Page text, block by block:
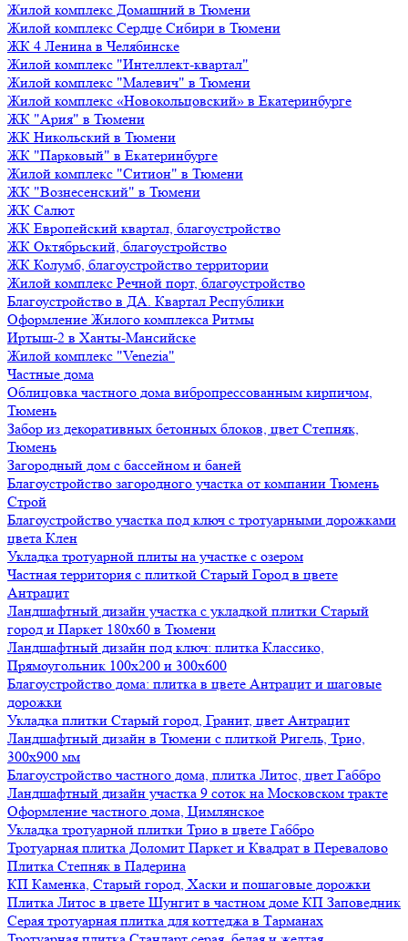
Жилой комплекс Домашний в Тюмени
Жилой комплекс Сердце Сибири в Тюмени
ЖК 4 Ленина в Челябинске
Жилой комплекс "Интеллект-квартал"
Жилой комплекс "Малевич" в Тюмени
Жилой комплекс «Новокольцовский» в Екатеринбурге
ЖК "Ария" в Тюмени
ЖК Никольский в Тюмени
ЖК "Парковый" в Екатеринбурге
Жилой комплекс "Ситион" в Тюмени
ЖК "Вознесенский" в Тюмени
ЖК Салют
ЖК Европейский квартал, благоустройство
ЖК Октябрьский, благоустройство
ЖК Колумб, благоустройство территории
Жилой комплекс Речной порт, благоустройство
Благоустройство в ДА. Квартал Республики
Оформление Жилого комплекса Ритмы
Иртыш-2 в Ханты-Мансийске
Жилой комплекс "Venezia"
Частные дома
Облицовка частного дома вибропрессованным кирпичом,
Тюмень
Забор из декоративных бетонных блоков, цвет Степняк,
Тюмень
Загородный дом с бассейном и баней
Благоустройство загородного участка от компании Тюмень
Строй
Благоустройство участка под ключ с тротуарными дорожками
цвета Клен
Укладка тротуарной плиты на участке с озером
Частная территория с плиткой Старый Город в цвете
Антрацит
Ландшафтный дизайн участка с укладкой плитки Старый
город и Паркет 180х60 в Тюмени
Ландшафтный дизайн под ключ: плитка Классико,
Прямоугольник 100х200 и 300х600
Благоустройство дома: плитка в цвете Антрацит и шаговые
дорожки
Укладка плитки Старый город, Гранит, цвет Антрацит
Ландшафтный дизайн в Тюмени с плиткой Ригель, Трио,
300х900 мм
Благоустройство частного дома, плитка Литос, цвет Габбро
Ландшафтный дизайн участка 9 соток на Московском тракте
Оформление частного дома, Цимлянское
Укладка тротуарной плитки Трио в цвете Габбро
Тротуарная плитка Доломит Паркет и Квадрат в Перевалово
Плитка Степняк в Падерина
КП Каменка, Старый город, Хаски и пошаговые дорожки
Плитка Литос в цвете Шунгит в частном доме КП Заповедник
Серая тротуарная плитка для коттеджа в Тарманах